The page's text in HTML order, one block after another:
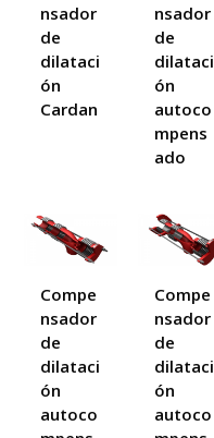
nsador
de
dilataci
ón
Cardan
nsador
de
dilataci
ón
autoco
mpens
ado
Compe
nsador
de
dilataci
ón
autoco
Compe
nsador
de
dilataci
ón
autoco